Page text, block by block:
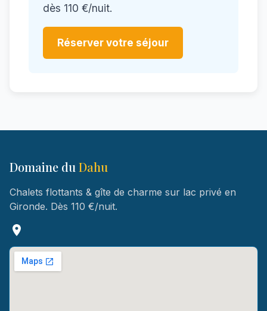
dès 110 €/nuit.
Réserver votre séjour
Domaine du Dahu
Chalets flottants & gîte de charme sur lac privé en
Gironde. Dès 110 €/nuit.